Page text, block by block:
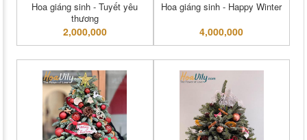
Hoa giáng sinh - Tuyết yêu
thương
2,000,000
Hoa giáng sinh - Happy Winter
4,000,000